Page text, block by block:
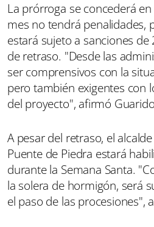
La prórroga se concederá
mes no tendrá penalidades,
estará sujeto a sanciones
de retraso. "Desde las
ser comprensivos con la
pero también exigentes con
del proyecto", afirmó
A pesar del retraso, el
Puente de Piedra estará
durante la Semana Santa.
la solera de hormigón, será
el paso de las procesiones",